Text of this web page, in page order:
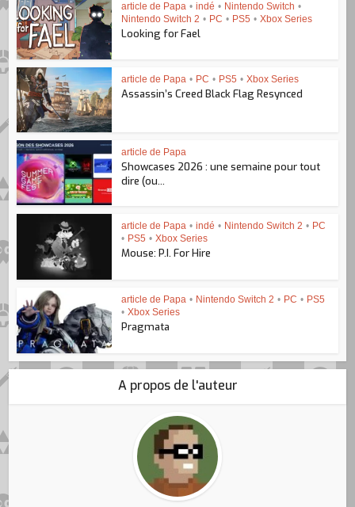
article de Papa • indé • Nintendo Switch •
Nintendo Switch 2 • PC • PS5 • Xbox Series
Looking for Fael
article de Papa • PC • PS5 • Xbox Series
Assassin’s Creed Black Flag Resynced
article de Papa
Showcases 2026 : une semaine pour tout
dire (ou...
article de Papa • indé • Nintendo Switch 2 • PC
• PS5 • Xbox Series
Mouse: P.I. For Hire
article de Papa • Nintendo Switch 2 • PC • PS5
• Xbox Series
Pragmata
A propos de l'auteur